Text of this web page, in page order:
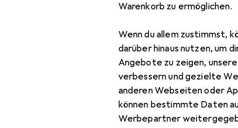
Warenkorb zu ermöglichen.
Wenn du allem zustimmst,
darüber hinaus nutzen, um
Angebote zu zeigen,
verbessern und gezielte
anderen Webseiten oder
können bestimmte Daten
Werbepartner